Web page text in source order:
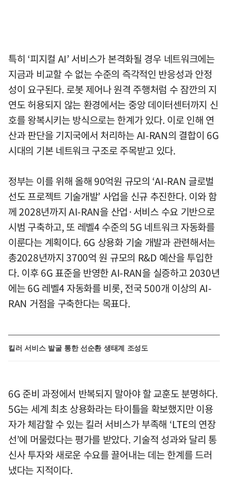
특히 ‘피지컬 AI’ 서비스가 본격화될 경우 네트워크에는
지금과 비교할 수 없는 수준의 즉각적인 반응성과 안정
성이 요구된다. 로봇 제어나 원격 주행처럼 수 잠깐의 지
연도 허용되지 않는 환경에서는 중앙 데이터센터까지 신
호를 왕복시키는 방식으로는 한계가 있다. 이로 인해 연
산과 판단을 기지국에서 처리하는 AI-RAN의 결합이 6G
시대의 기본 네트워크 구조로 주목받고 있다.
정부는 이를 위해 올해 90억원 규모의 ‘AI-RAN 글로벌
선도 프로젝트 기술개발’ 사업을 신규 추진한다. 이와 함
께 2028년까지 AI-RAN을 산업·서비스 수요 기반으로
시범 구축하고, 또 레벨4 수준의 5G 네트워크 자동화를
이룬다는 계획이다. 6G 상용화 기술 개발과 관련해서는
총2028년까지 3700억 원 규모의 R&D 예산을 투입한
다. 이후 6G 표준을 반영한 AI-RAN을 실증하고 2030년
에는 6G 레벨4 자동화를 비롯, 전국 500개 이상의 AI-
RAN 거점을 구축한다는 목표다.
킬러 서비스 발굴 통한 선순환 생태계 조성도
6G 준비 과정에서 반복되지 말아야 할 교훈도 분명하다.
5G는 세계 최초 상용화라는 타이틀을 확보했지만 이용
자가 체감할 수 있는 킬러 서비스가 부족해 ‘LTE의 연장
선’에 머물렀다는 평가를 받았다. 기술적 성과와 달리 통
신사 투자와 새로운 수요를 끌어내는 데는 한계를 드러
냈다는 지적이다.